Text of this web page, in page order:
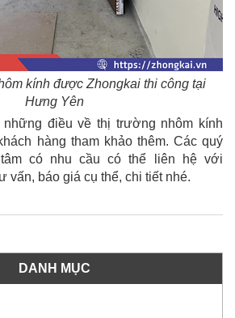
kính được Zhongkai thi công tại
Hưng Yên
điều về thị trường nhôm kính
hàng tham khảo thêm. Các quý
tâm có nhu cầu có thể liên hệ với
vấn, báo giá cụ thể, chi tiết nhé.
DANH MỤC